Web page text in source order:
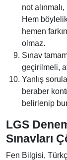
not
Hem
hemen
olmaz.
Sınav
geçirilmeli,
Yanlış
beraber
belirlenip
LGS
Sınavları
Fen Bilgisi,